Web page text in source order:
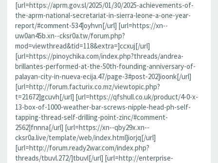
[url=https://aprm.gov.sl/2025/01/30/2025-achievements-of-
the-aprm-national-secretariat-in-sierra-leone-a-one-year-
report/#comment-534]oyhvn[/url] [url=https://xn--
uw0an45b.xn--cksr0a.tw/forum.php?
mod=viewthread&tid=118&extra=]ccxuj[/url]
[url=https://pinoychika.com/index.php?threads/andrea-
brillantes-performed-at-the-50th-founding-anniversary-of-
palayan-city-in-nueva-ecija.47/page-3#post-202]ioonk[/url]
[url=http://forum.facturix.co.mz/viewtopic.php?
t=21672]gcuvh[/url] [url=https://qfshull.co.uk/product/4-0-x-
13-box-of-1000-weather-bar-screws-nipple-head-ph-self-
tapping-thread-self-drilling-point-zinc/#comment-
2562]fnnna[/url] [url=https://xn--qby29x.xn--
cksr0a.live/template/web/index.html]iorjq[/url]
[url=http://forum.ready2war.com/index.php?
threads/tbuvl.272/]tbuvl[/url] [url=http://enterprise-